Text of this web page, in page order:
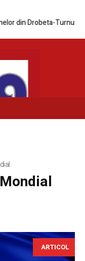
Turnu Severin
ARTICOL